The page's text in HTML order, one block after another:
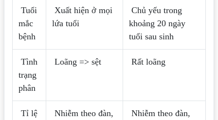
Tuổi
mắc
bệnh
Xuất hiện ở mọi
lứa tuổi
Chủ yếu trong
khoảng 20 ngày
tuổi sau sinh
Tình
trạng
phân
Loãng => sệt Rất loãng
Tỉ lệ
Nhiễm theo đàn,
Nhiễm theo đàn,